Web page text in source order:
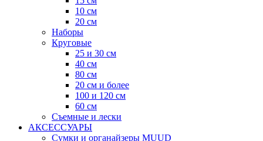
10 см
20 см
Наборы
Круговые
25 и 30 см
40 см
80 см
20 см и более
100 и 120 см
60 см
Съемные и лески
АКСЕССУАРЫ
Сумки и органайзеры MUUD